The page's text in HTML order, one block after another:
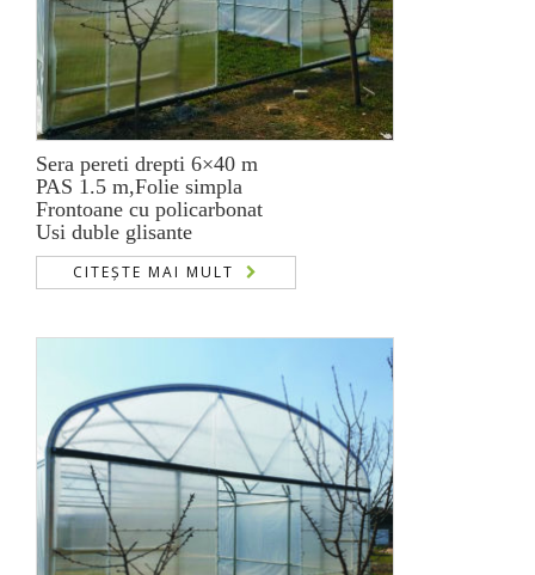
Sera pereti drepti 6×40 m
PAS 1.5 m,Folie simpla
Frontoane cu policarbonat
Usi duble glisante
CITEȘTE MAI MULT